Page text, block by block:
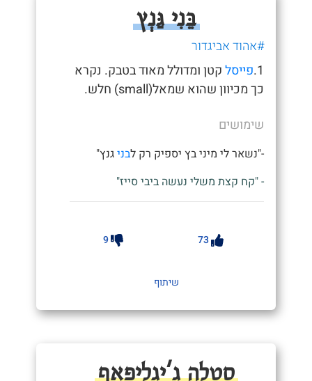
בֵּנִי גַּנְץ
#אהוד אביגדור
1. פייסלקטן ומדולל מאוד בטבק. נקרא
כך מכיוון שהוא שמאל(small) חלש.
שימושים
-"נשאר לי מיני בץ יספיק רק לבניגנץ"
- "קח קצת משלי נעשה ביבי סייז"
73
9
שיתוף
סטלה ג'יגליפאף